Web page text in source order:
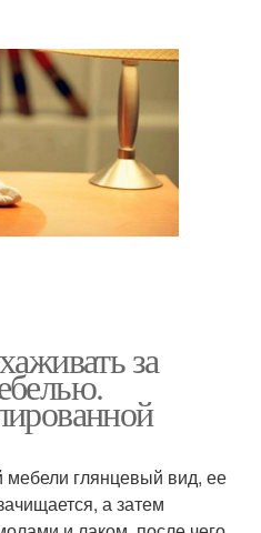
за
глянцевый вид, ее
а затем